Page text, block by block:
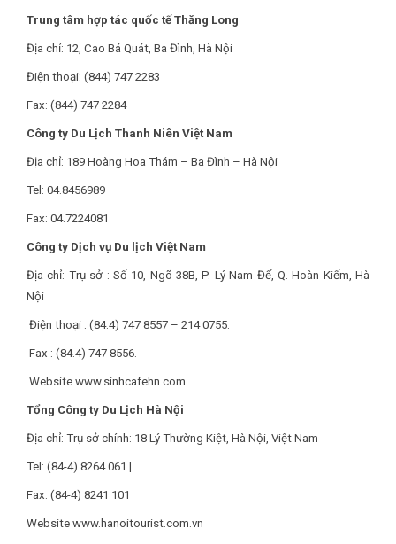
Trung tâm hợp tác quốc tế Thăng Long
Địa chỉ: 12, Cao Bá Quát, Ba Đình, Hà Nội
Điện thoại: (844) 747 2283
Fax: (844) 747 2284
Công ty Du Lịch Thanh Niên Việt Nam
Địa chỉ: 189 Hoàng Hoa Thám – Ba Đình – Hà Nội
Tel: 04.8456989 –
Fax: 04.7224081
Công ty Dịch vụ Du lịch Việt Nam
Địa chỉ: Trụ sở : Số 10, Ngõ 38B, P. Lý Nam Đế, Q. Hoàn Kiếm, Hà
Nội
Điện thoại : (84.4) 747 8557 – 214 0755.
Fax : (84.4) 747 8556.
Website www.sinhcafehn.com
Tổng Công ty Du Lịch Hà Nội
Địa chỉ: Trụ sở chính: 18 Lý Thường Kiệt, Hà Nội, Việt Nam
Tel: (84-4) 8264 061 |
Fax: (84-4) 8241 101
Website www.hanoitourist.com.vn